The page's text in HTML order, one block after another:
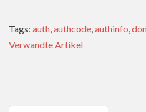
Tags: auth,authcode,authinfo,
Verwandte Artikel